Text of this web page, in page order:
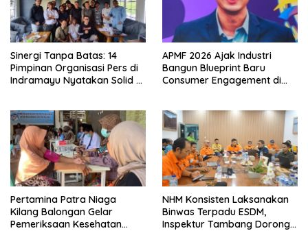
Sinergi Tanpa Batas: 14
Pimpinan Organisasi Pers di
Indramayu Nyatakan Solid di
APMF 2026 Ajak Industri
Bangun Blueprint Baru
Consumer Engagement di
Perilaku Konsumen
Pertamina Patra Niaga
Kilang Balongan Gelar
Pemeriksaan Kesehatan
NHM Konsisten Laksanakan
Binwas Terpadu ESDM,
Inspektur Tambang Dorong